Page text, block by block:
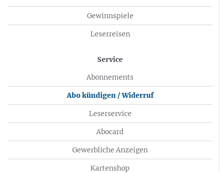
Gewinnspiele
Leserreisen
Service
Abonnements
Abo kündigen / Widerruf
Leserservice
Abocard
Gewerbliche Anzeigen
Kartenshop